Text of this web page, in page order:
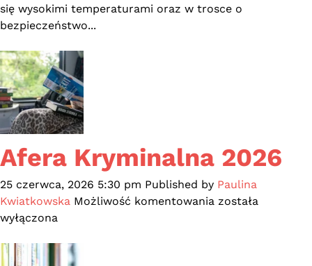
z
się wysokimi temperaturami oraz w trosce o
bezpieczeństwo...
Afera Kryminalna 2026
25 czerwca, 2026 5:30 pm Published by Paulina
Kwiatkowska Możliwość komentowania Afera
została
wyłączona